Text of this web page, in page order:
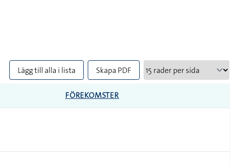
Lägg till alla i lista Skapa PDF
FÖREKOMSTER